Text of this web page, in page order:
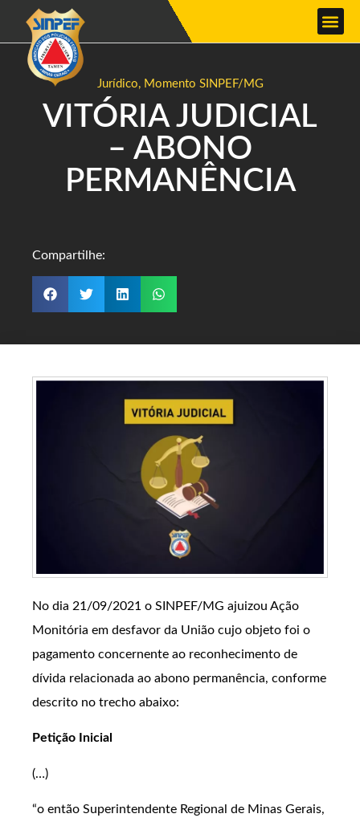
Jurídico, Momento SINPEF/MG
VITÓRIA JUDICIAL
– ABONO
PERMANÊNCIA
Compartilhe:
No dia 21/09/2021 o SINPEF/MG ajuizou Ação
Monitória em desfavor da União cujo objeto foi o
pagamento concernente ao reconhecimento de
dívida relacionada ao abono permanência, conforme
descrito no trecho abaixo:
Petição Inicial
(…)
“o então Superintendente Regional de Minas Gerais,